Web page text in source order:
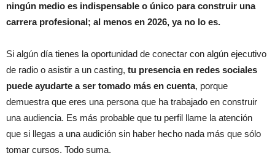
ningún medio es indispensable o único para construir una
carrera profesional; al menos en 2026, ya no lo es.
Si algún día tienes la oportunidad de conectar con algún ejecutivo
de radio o asistir a un casting, tu presencia en redes sociales
puede ayudarte a ser tomado más en cuenta, porque
demuestra que eres una persona que ha trabajado en construir
una audiencia. Es más probable que tu perfil llame la atención
que si llegas a una audición sin haber hecho nada más que sólo
tomar cursos. Todo suma.